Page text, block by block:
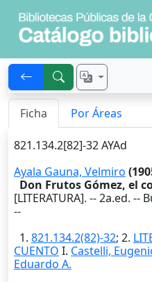
Ficha Por Áreas
821.134.2[82]-32 AYAd
Ayala Gauna, Velmiro
Don Frutos Gómez, el
[LITERATURA]. -- 2a.ed. --
--
1. 821.134.2(82)-32; 2.
CUENTO I. Castelli,
Eduardo A.